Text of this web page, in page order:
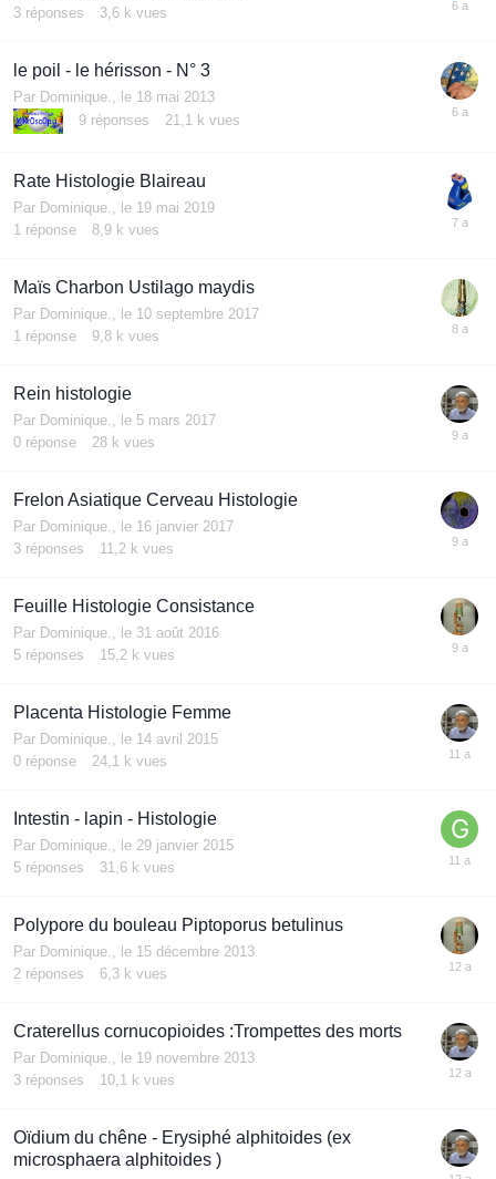
3 réponses 3,6 k vues
le poil - le hérisson - N° 3
Par Dominique.
le 18 mai 2013
9 réponses 21,1 k vues
Rate Histologie Blaireau
Par Dominique., le 19 mai 2019
1 réponse 8,9 k vues
Maïs Charbon Ustilago maydis
Par Dominique., le 10 septembre 2017
1 réponse 9,8 k vues
Rein histologie
Par Dominique., le 5 mars 2017
0 réponse 28 k vues
Frelon Asiatique Cerveau Histologie
Par Dominique., le 16 janvier 2017
3 réponses 11,2 k vues
Feuille Histologie Consistance
Par Dominique., le 31 août 2016
5 réponses 15,2 k vues
Placenta Histologie Femme
Par Dominique., le 14 avril 2015
0 réponse 24,1 k vues
Intestin - lapin - Histologie
Par Dominique., le 29 janvier 2015
5 réponses 31,6 k vues
Polypore du bouleau Piptoporus betulinus
Par Dominique., le 15 décembre 2013
2 réponses 6,3 k vues
Craterellus cornucopioides :Trompettes des morts
Par Dominique., le 19 novembre 2013
3 réponses 10,1 k vues
Oïdium du chêne - Erysiphé alphitoides (ex
microsphaera alphitoides )